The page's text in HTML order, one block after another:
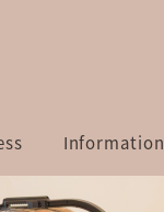
Information